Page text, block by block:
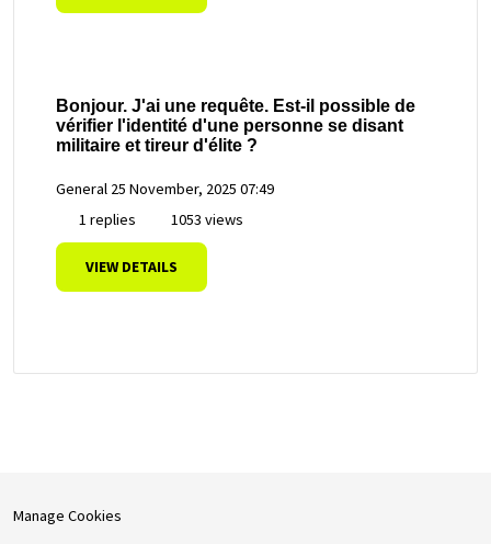
Bonjour. J'ai une requête. Est-il possible de
vérifier l'identité d'une personne se disant
militaire et tireur d'élite ?
General 25 November, 2025 07:49
1 replies
1053 views
VIEW DETAILS
Manage Cookies